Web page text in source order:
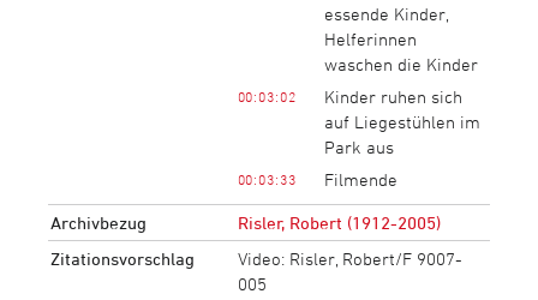
essende Kinder,
Helferinnen
waschen die Kinder
00:03:02
Kinder ruhen sich
auf Liegestühlen im
Park aus
00:03:33 Filmende
Archivbezug
Risler, Robert (1912-2005)
Zitationsvorschlag
Video: Risler, Robert/F 9007-
005